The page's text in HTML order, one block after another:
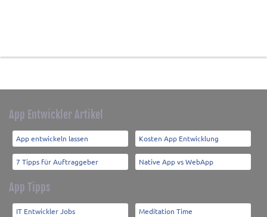
App Entwickler Artikel
App entwickeln lassen Kosten App Entwicklung
7 Tipps für Auftraggeber Native App vs WebApp
App Tipps
IT Entwickler Jobs Meditation Time